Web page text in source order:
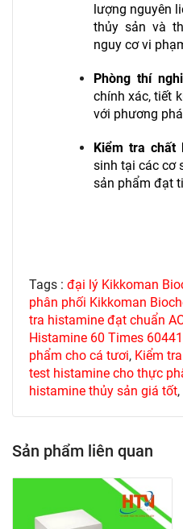
lượng nguyên
thủy sản và
nguy cơ vi
Phòng thí
chính xác, tiết
với phương
Kiểm tra chất
sinh tại các cơ
sản phẩm đạt
Tags : đại lý Kikkoman
phân phối Kikkoman
tra histamine đạt chuẩn
Histamine 60 Times 60441
phẩm cho cá tươi, Kiểm
test histamine cho thực
histamine thủy sản giá tốt,
Sản phẩm liên quan